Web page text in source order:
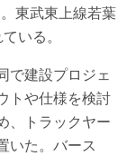
東武東上線若葉
いる。
で建設プロジェ
トや仕様を検討
、トラックヤー
いた。バース